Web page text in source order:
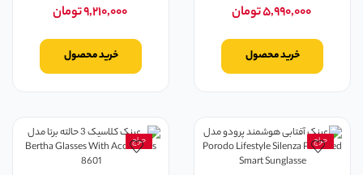
۵,۹۹۰,۰۰۰تومان
خرید محصول
۹,۲۱۰,۰۰۰تومان
خرید محصول
حراج حراج